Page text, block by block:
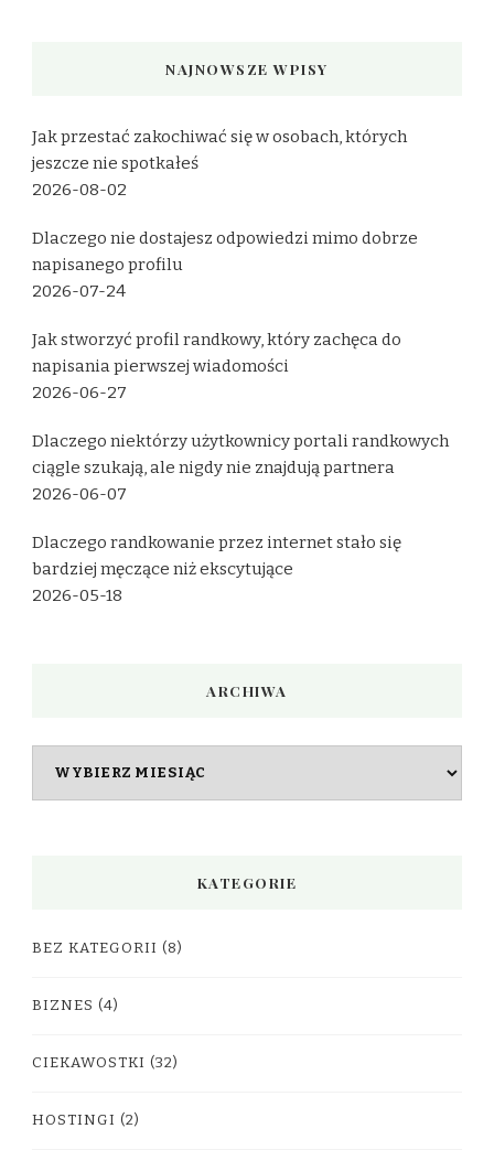
NAJNOWSZE WPISY
Jak przestać zakochiwać się w osobach, których
jeszcze nie spotkałeś
2026-08-02
Dlaczego nie dostajesz odpowiedzi mimo dobrze
napisanego profilu
2026-07-24
Jak stworzyć profil randkowy, który zachęca do
napisania pierwszej wiadomości
2026-06-27
Dlaczego niektórzy użytkownicy portali randkowych
ciągle szukają, ale nigdy nie znajdują partnera
2026-06-07
Dlaczego randkowanie przez internet stało się
bardziej męczące niż ekscytujące
2026-05-18
ARCHIWA
KATEGORIE
BEZ KATEGORII (8)
BIZNES (4)
CIEKAWOSTKI (32)
HOSTINGI (2)